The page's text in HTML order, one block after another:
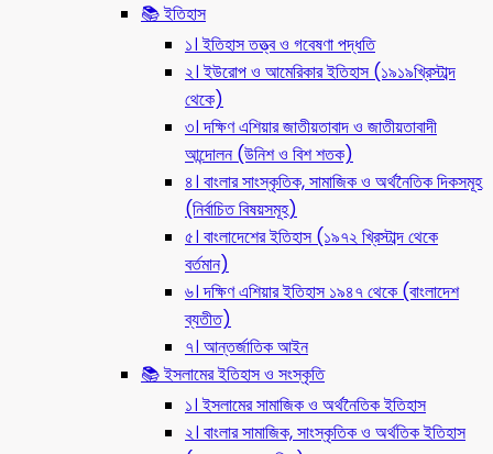
📚 ইতিহাস
১। ইতিহাস তত্ত্ব ও গবেষণা পদ্ধতি
২। ইউরোপ ও আমেরিকার ইতিহাস (১৯১৯খ্রিস্টাব্দ
থেকে)
৩। দক্ষিণ এশিয়ার জাতীয়তাবাদ ও জাতীয়তাবাদী
আন্দোলন (উনিশ ও বিশ শতক)
৪। বাংলার সাংস্কৃতিক, সামাজিক ও অর্থনৈতিক দিকসমূহ
(নির্বাচিত বিষয়সমূহ)
৫। বাংলাদেশের ইতিহাস (১৯৭২ খ্রিস্টাব্দ থেকে
বর্তমান)
৬। দক্ষিণ এশিয়ার ইতিহাস ১৯৪৭ থেকে (বাংলাদেশ
ব্যতীত)
৭। আন্তর্জাতিক আইন
📚 ইসলামের ইতিহাস ও সংস্কৃতি
১। ইসলামের সামাজিক ও অর্থনৈতিক ইতিহাস
২। বাংলার সামাজিক, সাংস্কৃতিক ও অর্থতিক ইতিহাস